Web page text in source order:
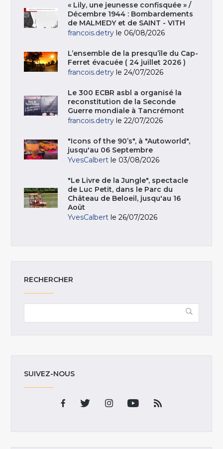
« Lily, une jeunesse confisquée » /
Décembre 1944 : Bombardements
de MALMEDY et de SAINT - VITH
francois.detry le 06/08/2026
L’ensemble de la presqu’île du Cap-
Ferret évacuée ( 24 juillet 2026 )
francois.detry le 24/07/2026
Le 300 ECBR asbl a organisé la
reconstitution de la Seconde
Guerre mondiale à Tancrémont
francois.detry le 22/07/2026
"Icons of the 90’s", à "Autoworld",
jusqu'au 06 Septembre
YvesCalbert le 03/08/2026
"Le Livre de la Jungle", spectacle
de Luc Petit, dans le Parc du
Château de Beloeil, jusqu'au 16
Août
YvesCalbert le 26/07/2026
RECHERCHER
SUIVEZ-NOUS